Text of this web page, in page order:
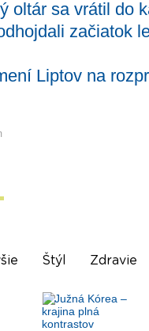
oltár sa vrátil do
začiatok
Liptov na
Štýl Zdravie